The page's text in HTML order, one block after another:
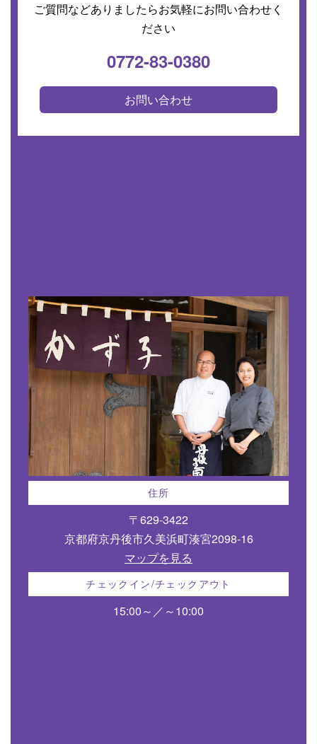
ご質問などありましたらお気軽にお問い合わせく
ださい
0772-83-0380
お問い合わせ
住所
〒629-3422
京都府京丹後市久美浜町湊宮2098-16
マップを見る
チェックイン/チェックアウト
15:00～／～10:00